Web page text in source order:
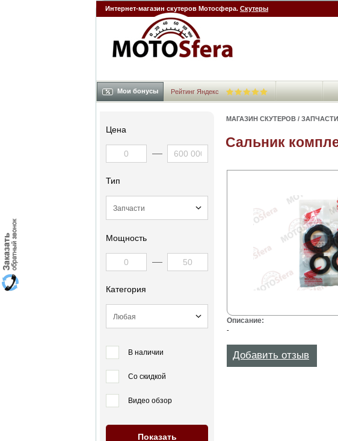
Интернет-магазин скутеров Мотосфера. Скутеры
Мои бонусы Рейтинг Яндекс
Цена
Тип
Мощность
Категория
В наличии
Со скидкой
Видео обзор
МАГАЗИН СКУТЕРОВ / ЗАПЧАСТИ
Сальник
Описание:
-
Добавить отзыв